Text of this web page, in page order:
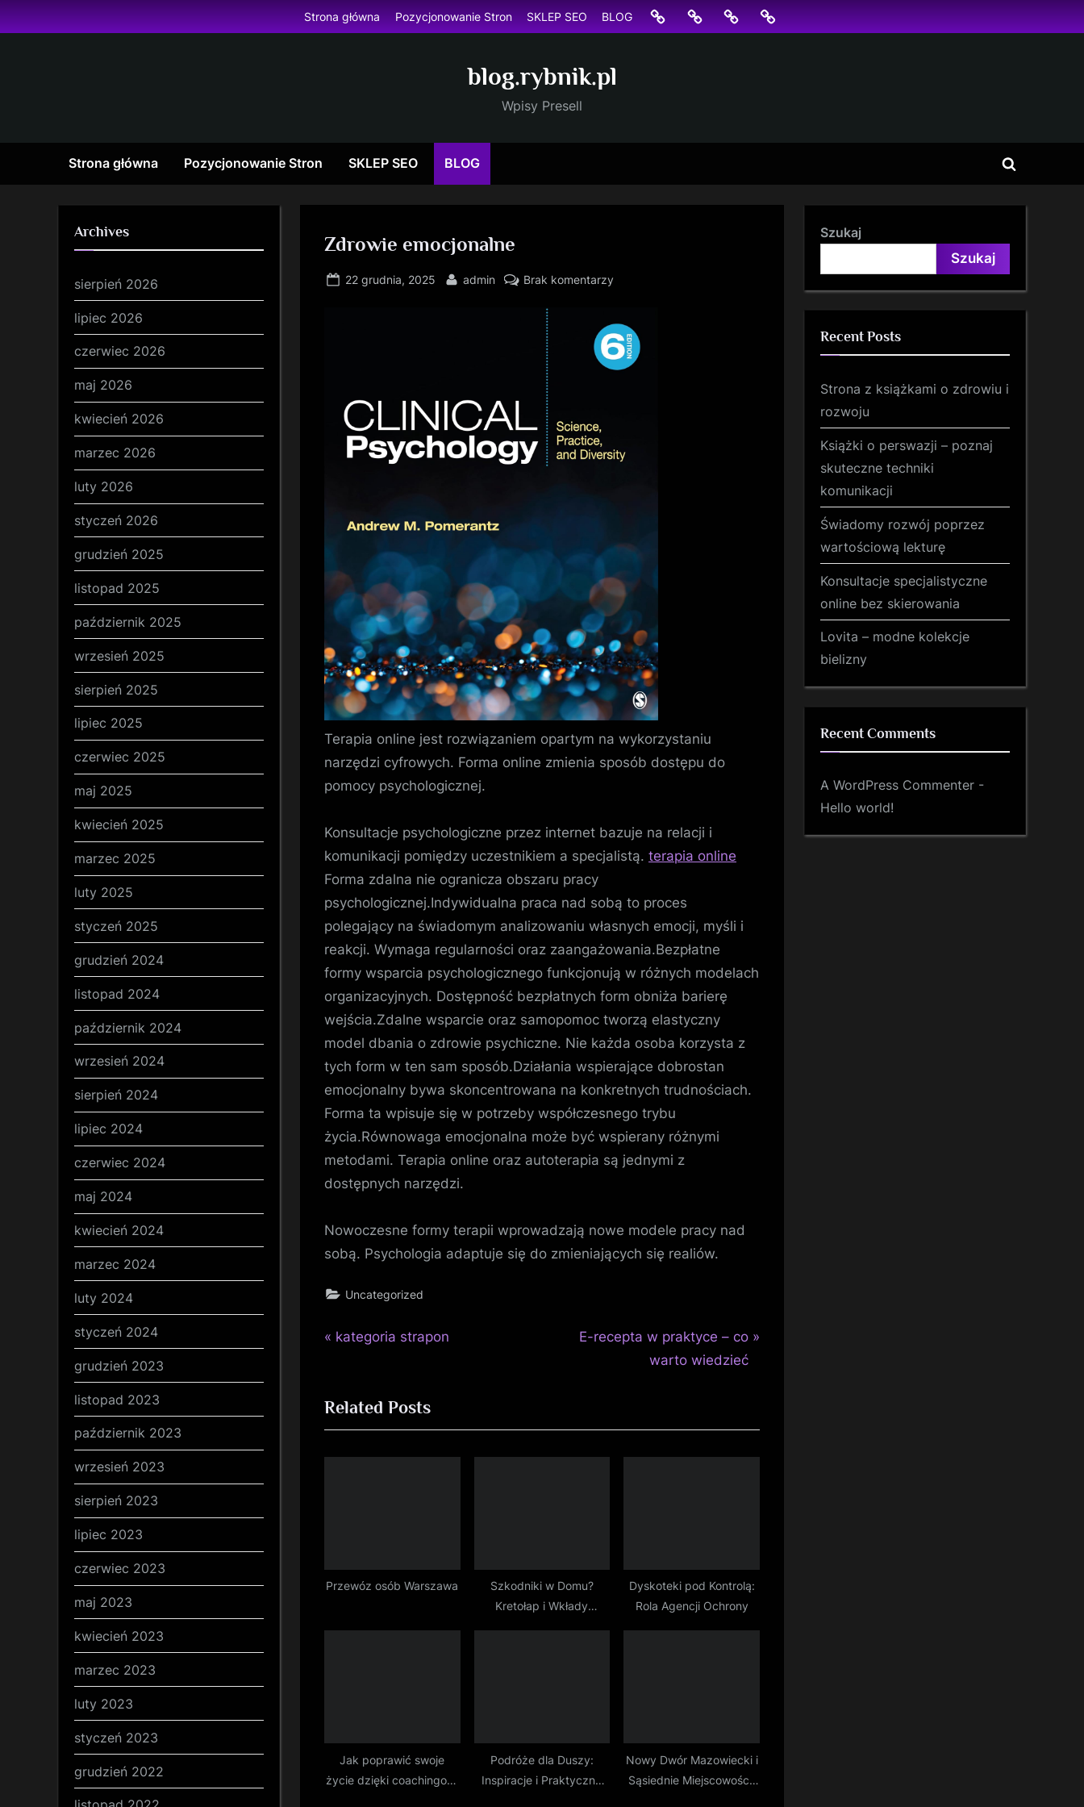
Skip
to
Strona główna Pozycjonowanie Stron SKLEP SEO BLOG
Strona
główna
Pozycjonowanie
Stron
SKLEP
SEO
BLOG
blog.rybnik.pl
Wpisy Presell
Strona główna Pozycjonowanie Stron SKLEP SEO BLOG
Toggle
Zdrowie emocjonalne
Posted
22 grudnia, 2025 By
admin Brak komentarzy
Terapia online jest rozwiązaniem opartym na wykorzystaniu
narzędzi cyfrowych. Forma online zmienia sposób dostępu do
pomocy psychologicznej.
Konsultacje psychologiczne przez internet bazuje na relacji i
komunikacji pomiędzy uczestnikiem a specjalistą. terapia online
Forma zdalna nie ogranicza obszaru pracy
psychologicznej.Indywidualna praca nad sobą to proces
polegający na świadomym analizowaniu własnych emocji, myśli i
reakcji. Wymaga regularności oraz zaangażowania.Bezpłatne
formy wsparcia psychologicznego funkcjonują w różnych modelach
organizacyjnych. Dostępność bezpłatnych form obniża barierę
wejścia.Zdalne wsparcie oraz samopomoc tworzą elastyczny
model dbania o zdrowie psychiczne. Nie każda osoba korzysta z
tych form w ten sam sposób.Działania wspierające dobrostan
emocjonalny bywa skoncentrowana na konkretnych trudnościach.
Forma ta wpisuje się w potrzeby współczesnego trybu
życia.Równowaga emocjonalna może być wspierany różnymi
metodami. Terapia online oraz autoterapia są jednymi z
dostępnych narzędzi.
Nowoczesne formy terapii wprowadzają nowe modele pracy nad
sobą. Psychologia adaptuje się do zmieniających się realiów.
Uncategorized
Nawigacja
P
v
i
s
t
kategoria strapon
N
P
E-recepta w praktyce – co
warto wiedzieć
Related Posts
Przewóz osób Warszawa
Szkodniki w Domu?
Kretołap i Wkłady
Dyskoteki pod Kontrolą:
Rola Agencji Ochrony
Jak poprawić swoje
życie dzięki coachingowi
Podróże dla Duszy:
Inspiracje i Praktyczne
Nowy Dwór Mazowiecki i
Sąsiednie Miejscowości:
Archives
sierpień 2026
lipiec 2026
czerwiec 2026
maj 2026
kwiecień 2026
marzec 2026
luty 2026
styczeń 2026
grudzień 2025
listopad 2025
październik 2025
wrzesień 2025
sierpień 2025
lipiec 2025
czerwiec 2025
maj 2025
kwiecień 2025
marzec 2025
luty 2025
styczeń 2025
grudzień 2024
listopad 2024
październik 2024
wrzesień 2024
sierpień 2024
lipiec 2024
czerwiec 2024
maj 2024
kwiecień 2024
marzec 2024
luty 2024
styczeń 2024
grudzień 2023
listopad 2023
październik 2023
wrzesień 2023
sierpień 2023
lipiec 2023
czerwiec 2023
maj 2023
kwiecień 2023
marzec 2023
luty 2023
styczeń 2023
grudzień 2022
Szukaj
Szukaj
Recent Posts
Strona z książkami o zdrowiu i
rozwoju
Książki o perswazji – poznaj
skuteczne techniki
komunikacji
Świadomy rozwój poprzez
wartościową lekturę
Konsultacje specjalistyczne
online bez skierowania
Lovita – modne kolekcje
bielizny
Recent Comments
A WordPress Commenter -
Hello world!